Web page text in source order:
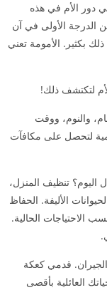
دور الأم في هذه
الدرجة الأولى في آن
بكثير. الأمومة تعني
لتكتشف ذلك!
والنوم، ووقت
لتحصل على مكافآت
اليوم؟ تنظيف المنزل،
الأليفة. الحفاظ
الاحتياجات الحالية.
قدمي كعكة
العائلية بأقصى